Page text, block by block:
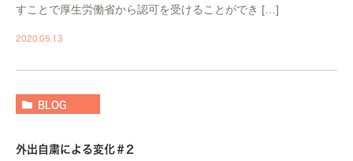
すことで厚生労働省から認可を受けることができ […]
2020.05.13
BLOG
外出自粛による変化＃2